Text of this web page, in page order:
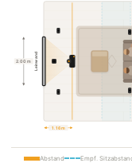
Leinwand
1.16 m
2.00 m
Abstand Empf.